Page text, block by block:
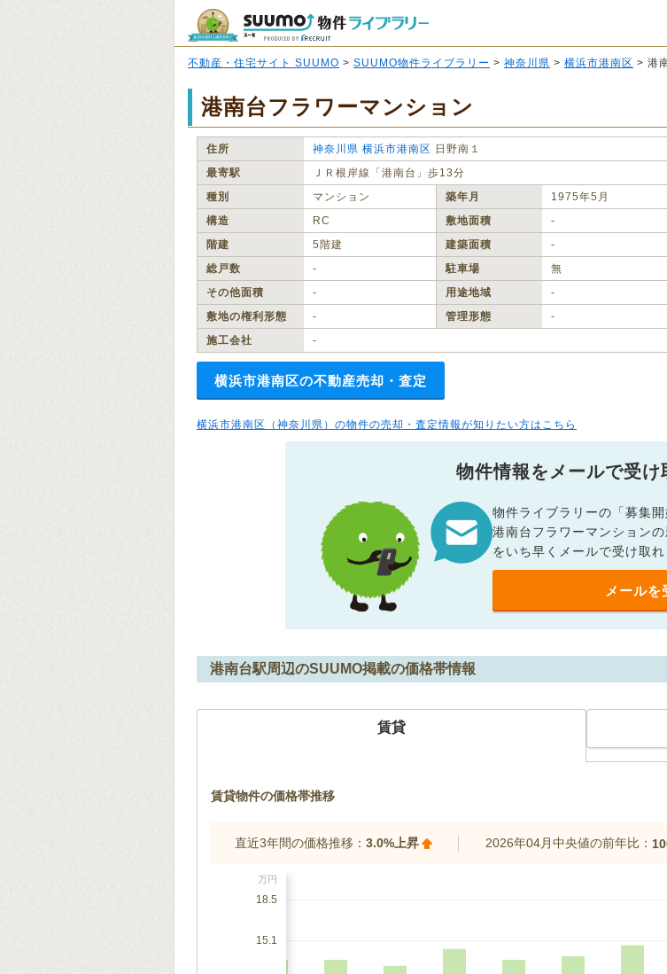
不動産・住宅サイト SUUMO > SUUMO物件ライブラリー > 神奈川県 > 横浜市港南区 > 港
港南台フラワーマンション
住所 神奈川県 横浜市港南区 日野南１
最寄駅
ＪＲ根岸線「港南台」歩13分
種別
マンション 築年月
1975年5月
構造
RC 敷地面積
‐
階建
5階建 建築面積
‐
総戸数
‐ 駐車場
無
その他面積
‐ 用途地域
‐
敷地の権利形態
‐ 管理形態
‐
施工会社
‐
横浜市港南区の不動産売却・査定
横浜市港南区（神奈川県）の物件の売却・査定情報が知りたい方はこちら
物件情報をメールで受け
物件ライブラリーの「募集
港南台フラワーマンション
をいち早くメールで受け取れ
メールを
港南台駅周辺のSUUMO掲載の価格帯情報
賃貸
賃貸物件の価格帯推移
直近3年間の価格推移： 3.0%上昇 2026年04月中央値の前年比：
万円
18.5
15.1